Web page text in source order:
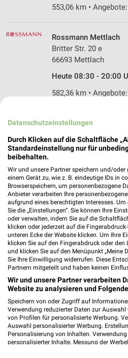
553,06 km •
Rossmann Mettlach
Britter Str. 20 e
66693 Mettlach
Heute 08:30 - 20:00
582,36 km •
Rossmann
Bitburger Str. 1 b
54668
571,27 km •
Rossmann Speicher
Kapellenstr. 58
54662 Speicher
Heute 08:30 - 20:00
551,11 km •
Ernsting's family
Poststr. 27
66663 Merzig
Heute 08:30 - 19:00
Datenschutzeinstellungen
Durch Klicken auf die Schaltfläche
Standardeinstellung nur für
beibehalten.
Wir und unsere Partner speichern und/
einem Gerät zu, wie z. B. eindeutige IDs in
Browserspeichern, um personenbezogene
Anbieter verarbeiten Ihre
aufgrund eines berechtigten Interesses.
Sie die „Einstellungen“. Sie können Ihre
oder verwalten, indem Sie auf die
klicken oder jederzeit auf die
unteren Ecke der Website klicken. Um Ihre
klicken Sie auf den Fingerabdruck oder den
und klicken Sie auf den Menüpunkt „Meine
Sie Ihre Einwilligung widerrufen. Diese
Partnern mitgeteilt und haben keinen
Wir und unsere Partner verarbeiten
Website zu analysieren und
Speichern von oder Zugriff auf
Verwendung reduzierter Daten zur
von Profilen für personalisierte Werbung.
Auswahl personalisierter Werbung.
Personalisierung von Inhalten.
personalisierter Inhalte. Messung der